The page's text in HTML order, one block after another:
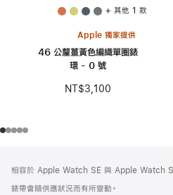
+ 其他 1 款
Apple 獨家提供
46 公釐薑黃色編織單圈錶
環 - 0 號
NT$3,100
腳
腳
相容於 Apple Watch SE 與 Apple Watch
錶帶會隨供應狀況而有所變動。